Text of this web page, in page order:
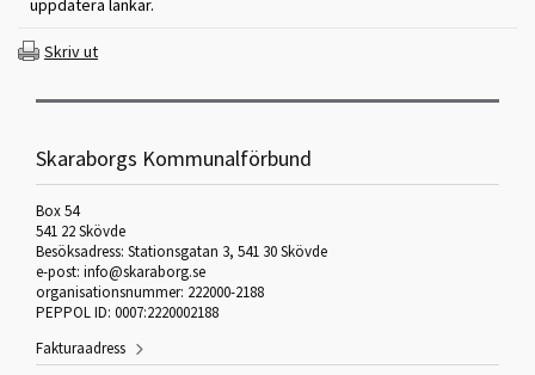
uppdatera länkar.
Skriv ut
Skaraborgs Kommunalförbund
Box 54
541 22 Skövde
Besöksadress: Stationsgatan 3, 541 30 Skövde
e-post: info@skaraborg.se
organisationsnummer: 222000-2188
PEPPOL ID: 0007:2220002188
Fakturaadress